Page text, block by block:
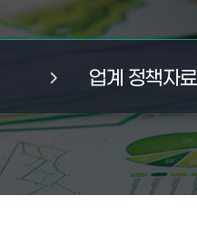
업계 정책자료